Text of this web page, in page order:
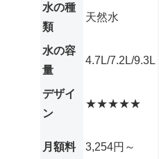
水の種
類
天然水
水の容
量
4.7L/7.2L/9.3L
デザイ
ン
★★★★★
月額料
3,254円～